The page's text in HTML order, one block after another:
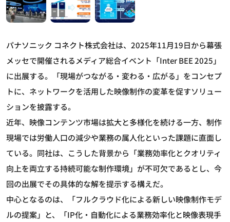
パナソニック コネクト株式会社は、2025年11月19日から幕張
メッセで開催されるメディア総合イベント「Inter BEE 2025」
に出展する。「現場がつながる・変わる・広がる」をコンセプ
トに、ネットワークを活用した映像制作の変革を促すソリュー
ションを披露する。
近年、映像コンテンツ市場は拡大と多様化を続ける一方、制作
現場では労働人口の減少や業務の属人化といった課題に直面し
ている。同社は、こうした背景から「業務効率化とクオリティ
向上を両立する持続可能な制作環境」が不可欠であるとし、今
回の出展でその具体的な解を提示する構えだ。
中心となるのは、「フルクラウド化による新しい映像制作モデ
ルの提案」と、「IP化・自動化による業務効率化と映像表現手